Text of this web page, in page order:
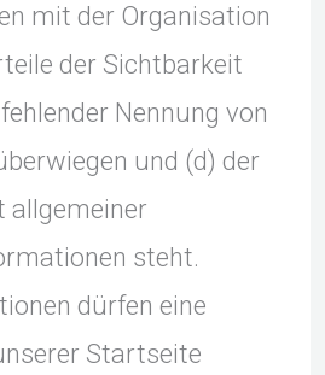
mit der Organisation
der Sichtbarkeit
Nennung von
und (d) der
allgemeiner
steht.
dürfen eine
Startseite